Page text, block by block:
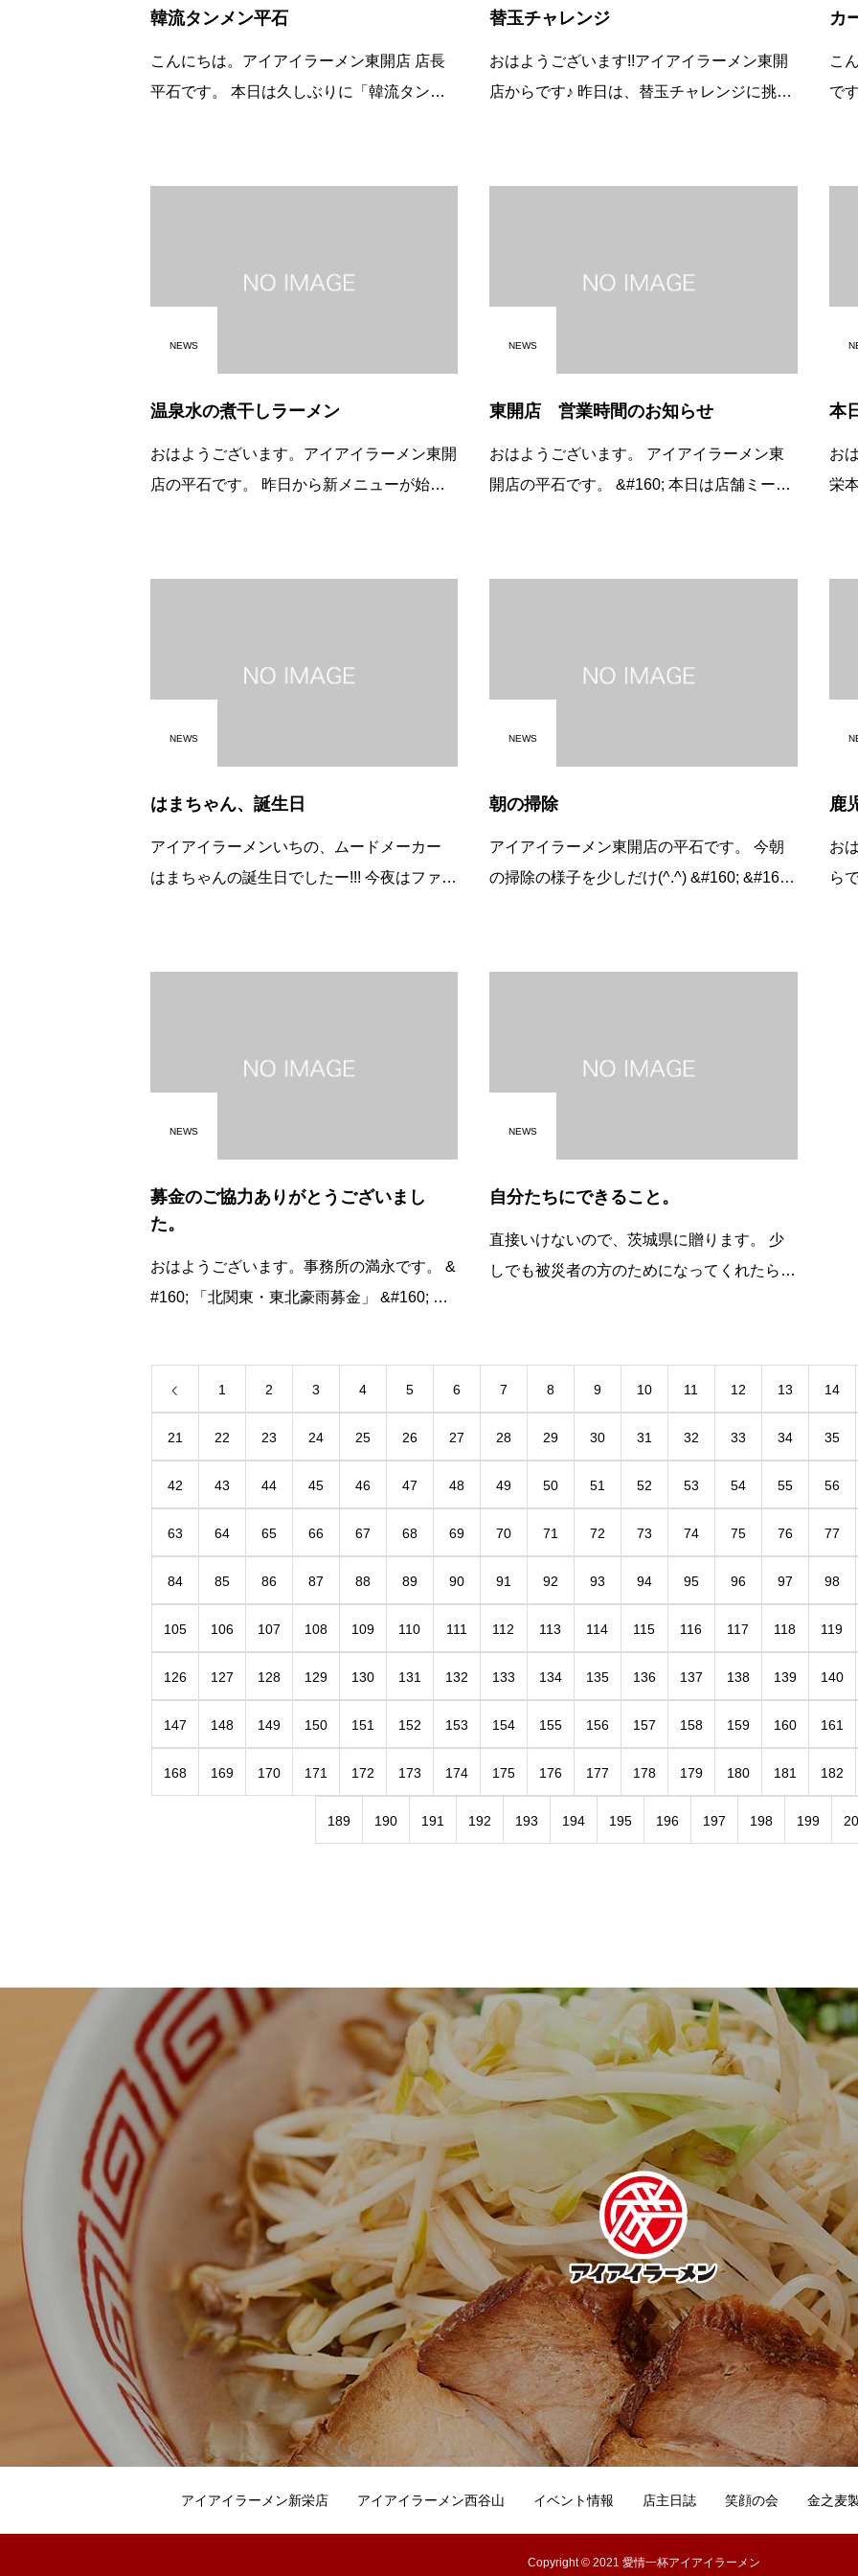
韓流タンメン平石
こんにちは。アイアイラーメン東開店 店長
平石です。 本日は久しぶりに「韓流タンメ
前です。 &#1
替玉チャレンジ
おはようございます!!アイアイラーメン東開
店からです♪ 昨日は、替玉チャレンジに挑戦
ご注文頂いての記録
カ
こ
です。 今日は、嬉しいこ
頂
NEWS
温泉水の煮干しラーメン
おはようございます。アイアイラーメン東開
店の平石です。 昨日から新メニューが始ま
ンです!!
NEWS
東開店 営業時間のお知らせ
おはようございます。 アイアイラーメン東
開店の平石です。 &#160; 本日は店舗ミーテ
は、１８：００より開
本
おはよ
栄本店
チ
NEWS
はまちゃん、誕生日
アイアイラーメンいちの、ムードメーカー
はまちゃんの誕生日でしたー!!! 今夜はファミ
NEWS
朝の掃除
アイアイラーメン東開店の平石です。 今朝
の掃除の様子を少しだけ(^.^) &#160; &#160;
鹿
おはよ
らでーす。 シ
NEWS
募金のご協力ありがとうございまし
た。
おはようございます。事務所の満永です。 &
#160; 「北関東・東北豪雨募金」 &#160; 明
て下さるコト
NEWS
自分たちにできること。
直接いけないので、茨城県に贈ります。 少
しでも被災者の方のためになってくれたら嬉
1 2 3 4 5 6 7 8 9 10 11 12 13 14
21 22 23 24 25 26 27 28 29 30 31 32 33 34 35
42 43 44 45 46 47 48 49 50 51 52 53 54 55 56
63 64 65 66 67 68 69 70 71 72 73 74 75 76 77
84 85 86 87 88 89 90 91 92 93 94 95 96 97 98
105 106 107 108 109 110 111 112 113 114 115 116 117 118 119
126 127 128 129 130 131 132 133 134 135 136 137 138 139 140
147 148 149 150 151 152 153 154 155 156 157 158 159 160 161
168 169 170 171 172 173 174 175 176 177 178 179 180 181 182
189 190 191 192 193 194 195 196 197 198 199
アイアイラーメン新栄店 アイアイラーメン西谷山 イベント情報 店主日誌 笑顔の会 金之麦
Copyright © 2021 愛情一杯アイアイラーメン